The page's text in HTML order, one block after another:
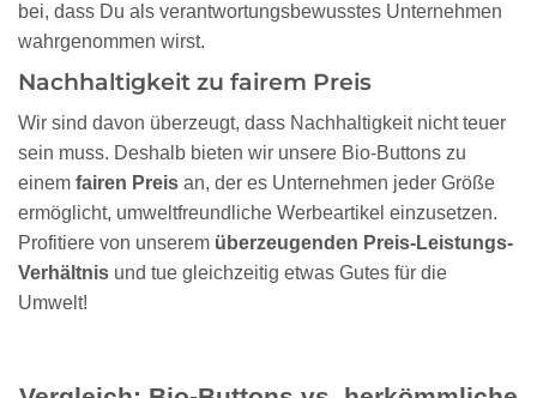
bei, dass Du als verantwortungsbewusstes Unternehmen
wahrgenommen wirst.
Nachhaltigkeit zu fairem Preis
Wir sind davon überzeugt, dass Nachhaltigkeit nicht teuer
sein muss. Deshalb bieten wir unsere Bio-Buttons zu
einem fairen Preis an, der es Unternehmen jeder Größe
ermöglicht, umweltfreundliche Werbeartikel einzusetzen.
Profitiere von unserem überzeugenden Preis-Leistungs-
Verhältnis und tue gleichzeitig etwas Gutes für die
Umwelt!